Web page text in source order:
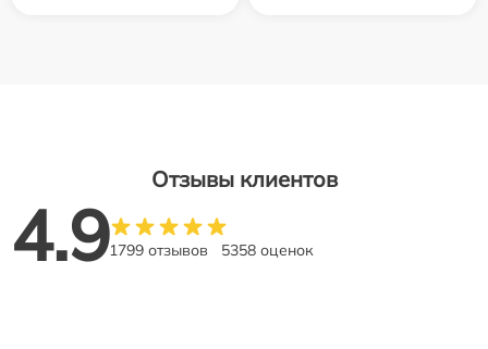
Отзывы клиентов
4.91799 отзывов 5358 оценок